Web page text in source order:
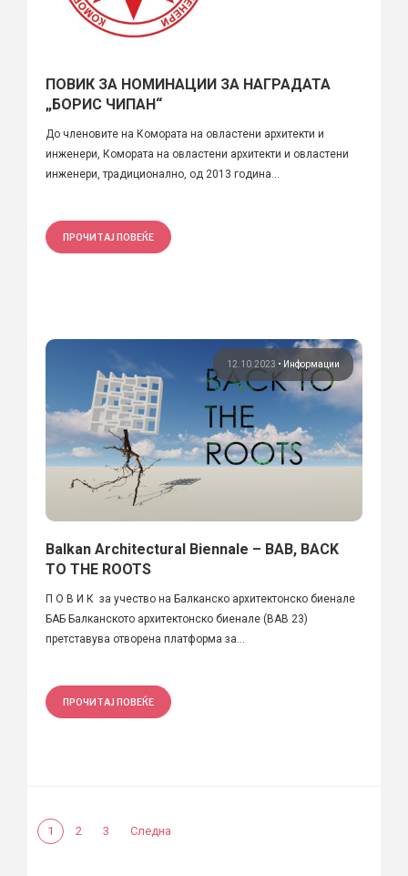
ПОВИК ЗА НОМИНАЦИИ ЗА НАГРАДАТА
„БОРИС ЧИПАН“
До членовите на Комората на овластени архитекти и
инженери, Комората на овластени архитекти и овластени
инженери, традиционално, од 2013 година...
ПРОЧИТАЈ ПОВЕЌЕ
12.10.2023 • Информации
Balkan Architectural Biennale – BAB, BACK
TO THE ROOTS
П О В И К за учество на Балканско архитектонско биенале
БАБ Балканското архитектонско биенале (BAB 23)
претставува отворена платформа за...
ПРОЧИТАЈ ПОВЕЌЕ
1 2 3 Следна